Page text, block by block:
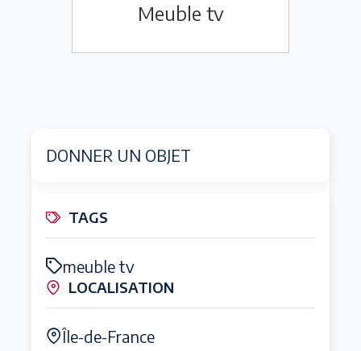
Meuble tv
DONNER UN OBJET
TAGS
meuble tv
LOCALISATION
Île-de-France